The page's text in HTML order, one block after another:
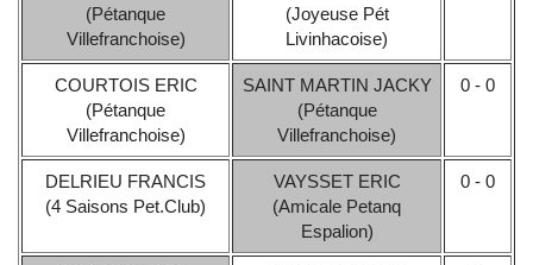
(Pétanque
Villefranchoise)
(Joyeuse Pét
Livinhacoise)
COURTOIS ERIC
(Pétanque
Villefranchoise)
SAINT MARTIN JACKY
(Pétanque
Villefranchoise)
0 - 0
DELRIEU FRANCIS
(4 Saisons Pet.Club)
VAYSSET ERIC
(Amicale Petanq
Espalion)
0 - 0